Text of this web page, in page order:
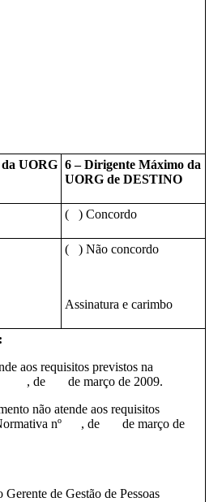
UORG 6 – Dirigente Máximo da
UORG de DESTINO
( ) Concordo
( ) Não concordo
Assinatura e carimbo
aos requisitos previstos na
, de de março de 2009.
não atende aos requisitos
Normativa nº , de de março de
de Gestão de Pessoas